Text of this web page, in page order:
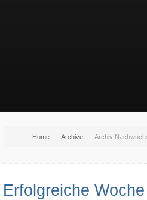
Home Archive Archiv
Erfolgreiche